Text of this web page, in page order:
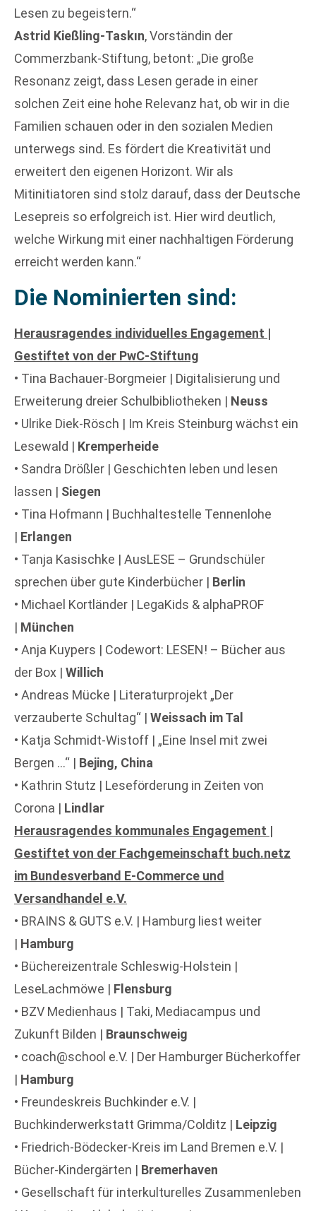
Lesen zu begeistern.“
Astrid Kießling-Taskın, Vorständin der
Commerzbank-Stiftung, betont: „Die große
Resonanz zeigt, dass Lesen gerade in einer
solchen Zeit eine hohe Relevanz hat, ob wir in die
Familien schauen oder in den sozialen Medien
unterwegs sind. Es fördert die Kreativität und
erweitert den eigenen Horizont. Wir als
Mitinitiatoren sind stolz darauf, dass der Deutsche
Lesepreis so erfolgreich ist. Hier wird deutlich,
welche Wirkung mit einer nachhaltigen Förderung
erreicht werden kann.“
Die Nominierten sind:
Herausragendes individuelles Engagement |
Gestiftet von der PwC-Stiftung
• Tina Bachauer-Borgmeier | Digitalisierung und
Erweiterung dreier Schulbibliotheken | Neuss
• Ulrike Diek-Rösch | Im Kreis Steinburg wächst ein
Lesewald | Kremperheide
• Sandra Drößler | Geschichten leben und lesen
lassen | Siegen
• Tina Hofmann | Buchhaltestelle Tennenlohe
| Erlangen
• Tanja Kasischke | AusLESE – Grundschüler
sprechen über gute Kinderbücher | Berlin
• Michael Kortländer | LegaKids & alphaPROF
| München
• Anja Kuypers | Codewort: LESEN! – Bücher aus
der Box | Willich
• Andreas Mücke | Literaturprojekt „Der
verzauberte Schultag“ | Weissach im Tal
• Katja Schmidt-Wistoff | „Eine Insel mit zwei
Bergen …“ | Bejing, China
• Kathrin Stutz | Leseförderung in Zeiten von
Corona | Lindlar
Herausragendes kommunales Engagement |
Gestiftet von der Fachgemeinschaft buch.netz
im Bundesverband E-Commerce und
Versandhandel e.V.
• BRAINS & GUTS e.V. | Hamburg liest weiter
| Hamburg
• Büchereizentrale Schleswig-Holstein |
LeseLachmöwe | Flensburg
• BZV Medienhaus | Taki, Mediacampus und
Zukunft Bilden | Braunschweig
• coach@school e.V. | Der Hamburger Bücherkoffer
| Hamburg
• Freundeskreis Buchkinder e.V. |
Buchkinderwerkstatt Grimma/Colditz | Leipzig
• Friedrich-Bödecker-Kreis im Land Bremen e.V. |
Bücher-Kindergärten | Bremerhaven
• Gesellschaft für interkulturelles Zusammenleben